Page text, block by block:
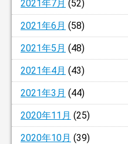
2021年7月 (52)
2021年6月 (58)
2021年5月 (48)
2021年4月 (43)
2021年3月 (44)
2020年11月 (25)
2020年10月 (39)